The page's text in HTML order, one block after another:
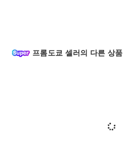
프롬도쿄 셀러의 다른 상품